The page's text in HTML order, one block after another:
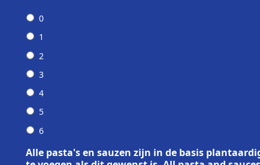
0
1
2
3
4
5
6
Alle pasta's en sauzen zijn in de basis